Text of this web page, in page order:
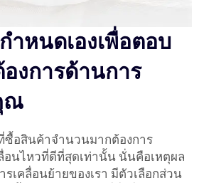
ำหนดเองเพื่อตอบ
งการด้านการ
ณ
ซื้อสินค้าจำนวนมากต้องการ
อนไหวที่ดีที่สุดเท่านั้น นั่นคือเหตุผล
รเคลื่อนย้ายของเรา มีตัวเลือกส่วน